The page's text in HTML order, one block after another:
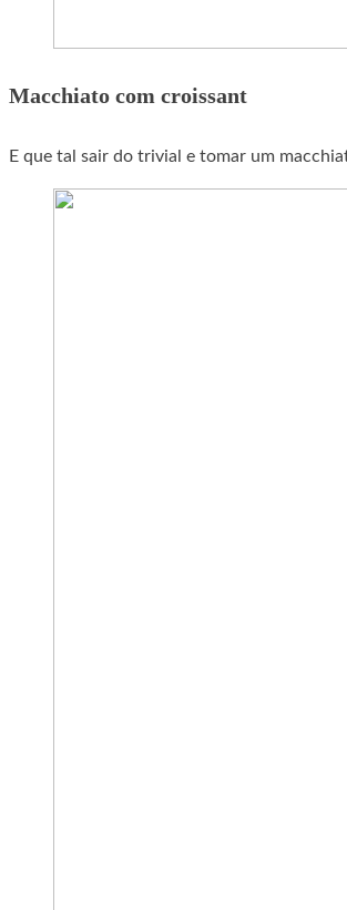
Macchiato com croissant
E que tal sair do trivial e tomar um